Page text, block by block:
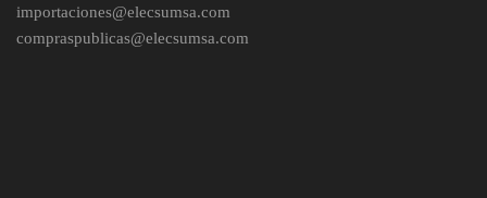
importaciones@elecsumsa.com
compraspublicas@elecsumsa.com